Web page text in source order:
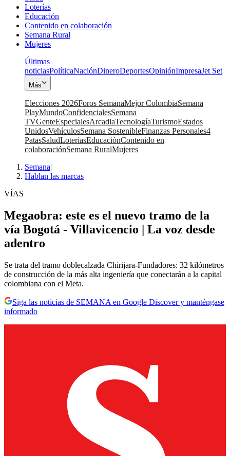
Loterías
Educación
Contenido en colaboración
Semana Rural
Mujeres
Últimas
noticiasPolíticaNaciónDineroDeportesOpiniónImpresaJet Set
Más
Elecciones 2026Foros SemanaMejor ColombiaSemana
PlayMundoConfidencialesSemana
TVGenteEspecialesArcadiaTecnologíaTurismoEstados
UnidosVehículosSemana SostenibleFinanzas Personales4
PatasSaludLoteríasEducaciónContenido en
colaboraciónSemana RuralMujeres
Semana|
Hablan las marcas
VÍAS
Megaobra: este es el nuevo tramo de la
vía Bogotá - Villavicencio | La voz desde
adentro
Se trata del tramo doblecalzada Chirijara-Fundadores: 32 kilómetros
de construcción de la más alta ingeniería que conectarán a la capital
colombiana con el Meta.
Siga las noticias de SEMANA en Google Discover y manténgase
informado